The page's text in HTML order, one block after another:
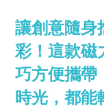
讓創意隨身
彩！這款磁
巧方便攜帶
時光，都